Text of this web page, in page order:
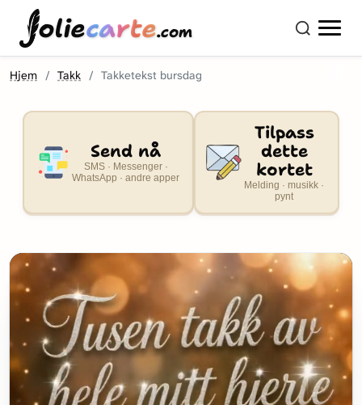
oliecarte.com
Hjem Takk Takketekst bursdag
Send nå
SMS · Messenger ·
WhatsApp · andre apper
Tilpass
dette
kortet
Melding · musikk ·
pynt